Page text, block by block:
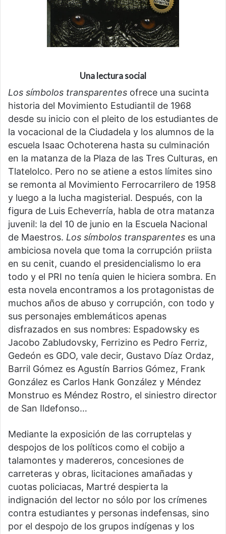
Una lectura social
Los símbolos transparentes ofrece una sucinta
historia del Movimiento Estudiantil de 1968
desde su inicio con el pleito de los estudiantes de
la vocacional de la Ciudadela y los alumnos de la
escuela Isaac Ochoterena hasta su culminación
en la matanza de la Plaza de las Tres Culturas, en
Tlatelolco. Pero no se atiene a estos límites sino
se remonta al Movimiento Ferrocarrilero de 1958
y luego a la lucha magisterial. Después, con la
figura de Luis Echeverría, habla de otra matanza
juvenil: la del 10 de junio en la Escuela Nacional
de Maestros. Los símbolos transparentes es una
ambiciosa novela que toma la corrupción priista
en su cenit, cuando el presidencialismo lo era
todo y el PRI no tenía quien le hiciera sombra. En
esta novela encontramos a los protagonistas de
muchos años de abuso y corrupción, con todo y
sus personajes emblemáticos apenas
disfrazados en sus nombres: Espadowsky es
Jacobo Zabludovsky, Ferrizino es Pedro Ferriz,
Gedeón es GDO, vale decir, Gustavo Díaz Ordaz,
Barril Gómez es Agustín Barrios Gómez, Frank
González es Carlos Hank González y Méndez
Monstruo es Méndez Rostro, el siniestro director
de San Ildefonso…
Mediante la exposición de las corruptelas y
despojos de los políticos como el cobijo a
talamontes y madereros, concesiones de
carreteras y obras, licitaciones amañadas y
cuotas policiacas, Martré despierta la
indignación del lector no sólo por los crímenes
contra estudiantes y personas indefensas, sino
por el despojo de los grupos indígenas y los